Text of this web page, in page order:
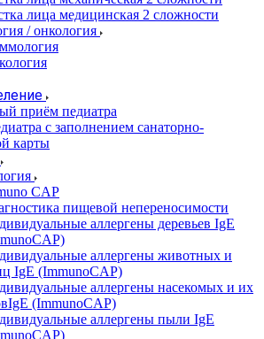
лица медицинская 2 сложности
/ онкология
приём педиатра
с заполнением санаторно-
карты
CAP
пищевой непереносимости
аллергены деревьев IgE
аллергены животных и
IgE (ImmunoCAP)
аллергены насекомых и их
(ImmunoCAP)
аллергены пыли IgE